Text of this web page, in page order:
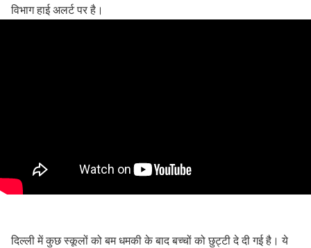
विभाग हाई अलर्ट पर है।
दिल्ली में कुछ स्कूलों को बम धमकी के बाद बच्चों को छुट्टी दे दी गई है। ये